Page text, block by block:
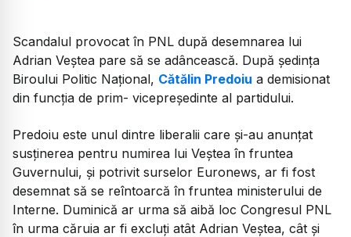
Scandalul provocat în PNL după desemnarea lui
Adrian Veștea pare să se adâncească. După ședința
Biroului Politic Național, Cătălin Predoiu a demisionat
din funcția de prim- vicepreședinte al partidului.
Predoiu este unul dintre liberalii care și-au anunțat
susținerea pentru numirea lui Veștea în fruntea
Guvernului, și potrivit surselor Euronews, ar fi fost
desemnat să se reîntoarcă în fruntea ministerului de
Interne. Duminică ar urma să aibă loc Congresul PNL
în urma căruia ar fi excluți atât Adrian Veștea, cât și